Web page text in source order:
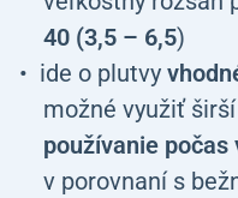
40 (3,5 – 6,5)
ide o plutvy
možné využiť
používanie
v porovnaní s